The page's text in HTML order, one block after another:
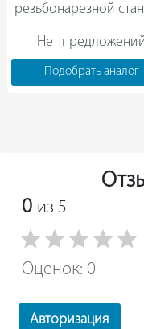
резьбонарезной
50000990T
Нет предложений
Подобрать аналог
0 из 5
Оценок: 0
Авторизация